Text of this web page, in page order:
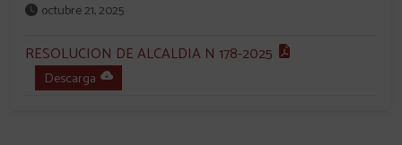
octubre 21, 2025
RESOLUCION DE ALCALDIA N 178-2025
Descarga